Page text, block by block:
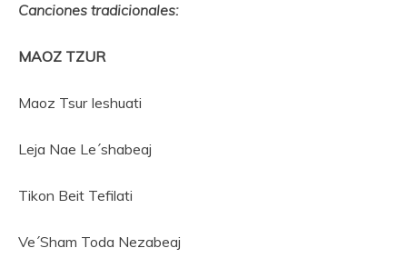
Canciones tradicionales:
MAOZ TZUR
Maoz Tsur Ieshuati
Leja Nae Le´shabeaj
Tikon Beit Tefilati
Ve´Sham Toda Nezabeaj